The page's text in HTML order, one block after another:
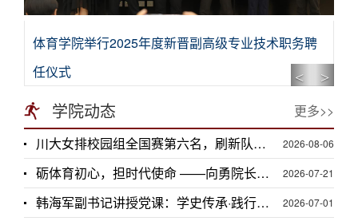
体育学院举行2025年度新晋副高级专业技术职务聘
任仪式
Next
学院动态
更多>>
川大女排校园组全国赛第六名，刷新队史最佳战绩
2026-08-06
砺体育初心，担时代使命 ——向勇院长讲授党课 2026-07-21
韩海军副书记讲授党课：学史传承·践行创新——树立和践行正确政绩观 2026-07-01